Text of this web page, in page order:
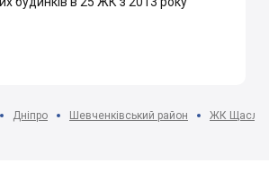
Дніпро Шевченківський район ЖК